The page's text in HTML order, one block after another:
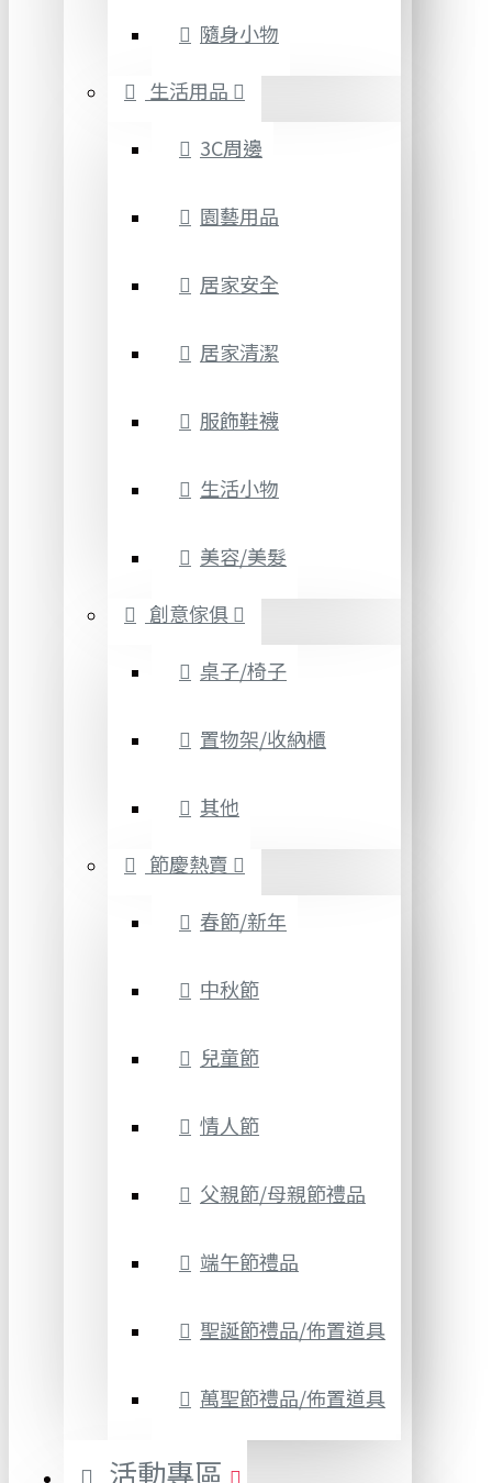
隨身小物
生活用品
3C周邊
園藝用品
居家安全
居家清潔
服飾鞋襪
生活小物
美容/美髮
創意傢俱
桌子/椅子
置物架/收納櫃
其他
節慶熱賣
春節/新年
中秋節
兒童節
情人節
父親節/母親節禮品
端午節禮品
聖誕節禮品/佈置道具
萬聖節禮品/佈置道具
活動專區